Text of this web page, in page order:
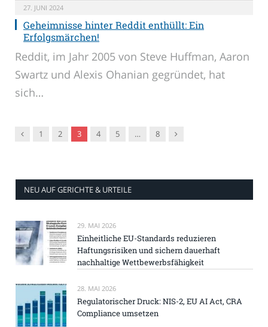
27. JUNI 2024
Geheimnisse hinter Reddit enthüllt: Ein
Erfolgsmärchen!
Reddit, im Jahr 2005 von Steve Huffman, Aaron
Swartz und Alexis Ohanian gegründet, hat
sich…
Vorgänger
1 2 3 4 5 … 8 Nachfolger
NEU AUF GERICHTE & URTEILE
29. MAI 2026
Einheitliche EU-Standards reduzieren
Haftungsrisiken und sichern dauerhaft
nachhaltige Wettbewerbsfähigkeit
28. MAI 2026
Regulatorischer Druck: NIS-2, EU AI Act, CRA
Compliance umsetzen